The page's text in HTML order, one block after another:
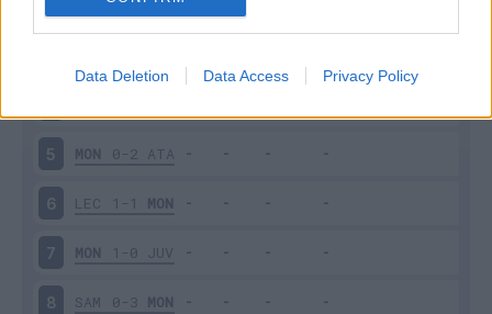
Data Deletion Data Access Privacy Policy
4-0 MON
5 MON 0-2 ATA
6 LEC 1-1 MON
7 MON 1-0 JUV
8 SAM 0-3 MON